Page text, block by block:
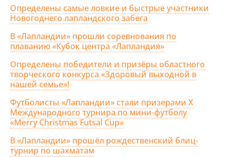
Определены самые ловкие и быстрые участники
Новогоднего лапландского забега
В «Лапландии» прошли соревнования по
плаванию «Кубок центра «Лапландия»
Определены победители и призёры областного
творческого конкурса «Здоровый выходной в
нашей семье»!
Футболисты «Лапландии» стали призерами X
Международного турнира по мини-футболу
«Merry Christmas Futsal Cup»
В «Лапландии» прошёл рождественский блиц-
турнир по шахматам